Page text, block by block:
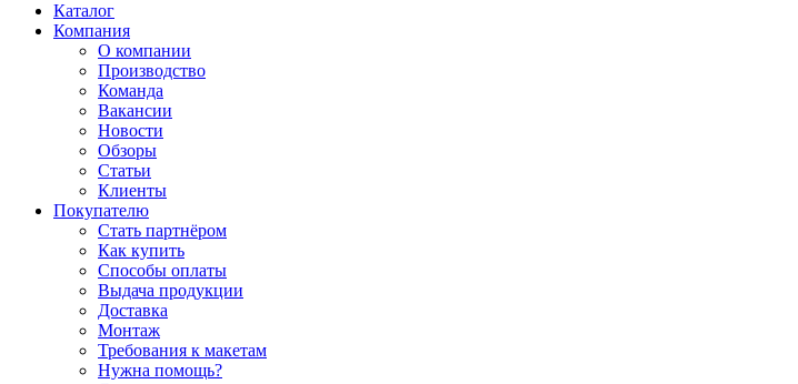
Каталог
Компания
О компании
Производство
Команда
Вакансии
Новости
Обзоры
Статьи
Клиенты
Покупателю
Стать партнёром
Как купить
Способы оплаты
Выдача продукции
Доставка
Монтаж
Требования к макетам
Нужна помощь?